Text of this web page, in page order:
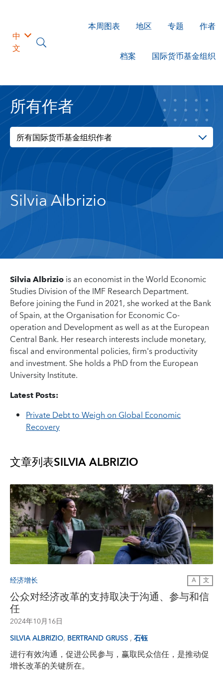
中
文
本周图表 地区 专题 作者
档案 国际货币基金组织
所有作者
所有国际货币基金组织作者
Silvia Albrizio
Silvia Albriziois an economist in the World Economic
Studies Division of the IMF Research Department.
Before joining the Fund in 2021, she worked at the Bank
of Spain, at the Organisation for Economic Co-
operation and Development as well as at the European
Central Bank. Her research interests include monetary,
fiscal and environmental policies, firm's productivity
and investment. She holds a PhD from the European
University Institute.
Latest Posts:
Private Debt to Weigh on Global Economic
Recovery
文章列表SILVIA ALBRIZIO
经济增长 A 文
公众对经济改革的支持取决于沟通、参与和信
任
2024年10月16日
SILVIA ALBRIZIO, BERTRAND GRUSS , 石钰
进行有效沟通，促进公民参与，赢取民众信任，是推动促
增长改革的关键所在。